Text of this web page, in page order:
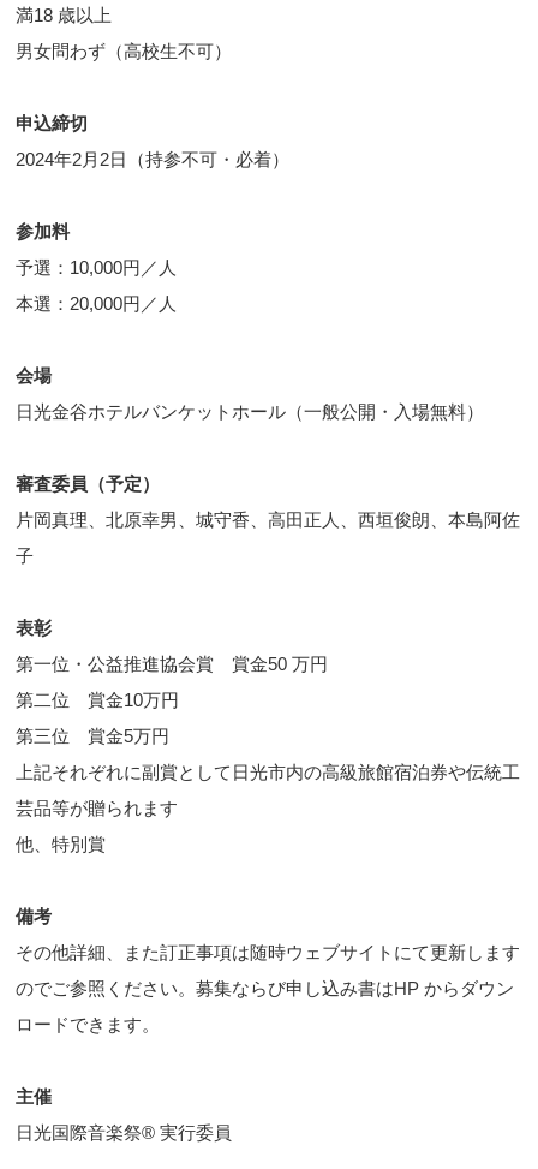
満18 歳以上
男女問わず（高校生不可）
申込締切
2024年2月2日（持参不可・必着）
参加料
予選：10,000円／人
本選：20,000円／人
会場
日光金谷ホテルバンケットホール（一般公開・入場無料）
審査委員（予定）
片岡真理、北原幸男、城守香、高田正人、西垣俊朗、本島阿佐
子
表彰
第一位・公益推進協会賞 賞金50 万円
第二位 賞金10万円
第三位 賞金5万円
上記それぞれに副賞として日光市内の高級旅館宿泊券や伝統工
芸品等が贈られます
他、特別賞
備考
その他詳細、また訂正事項は随時ウェブサイトにて更新します
のでご参照ください。募集ならび申し込み書はHP からダウン
ロードできます。
主催
日光国際音楽祭® 実行委員